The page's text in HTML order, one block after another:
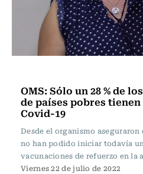
OMS: Sólo un 28 % de
de países pobres
Covid-19
Desde el organismo aseguraron
no han podido iniciar todavía
vacunaciones de refuerzo en la
Viernes 22 de julio de 2022